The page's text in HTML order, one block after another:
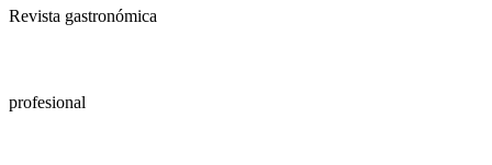
Revista gastronómica
profesional